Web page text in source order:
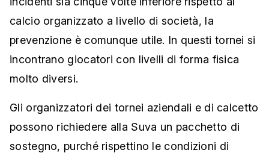
calcio organizzato a livello di società, la
prevenzione è comunque utile. In questi tornei si
incontrano giocatori con livelli di forma fisica
molto diversi.
Gli organizzatori dei tornei aziendali e di calcetto
possono richiedere alla Suva un pacchetto di
sostegno, purché rispettino le condizioni di